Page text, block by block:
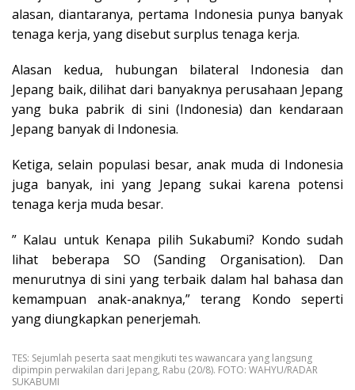
alasan, diantaranya, pertama Indonesia punya banyak
tenaga kerja, yang disebut surplus tenaga kerja.
Alasan kedua, hubungan bilateral Indonesia dan
Jepang baik, dilihat dari banyaknya perusahaan Jepang
yang buka pabrik di sini (Indonesia) dan kendaraan
Jepang banyak di Indonesia.
Ketiga, selain populasi besar, anak muda di Indonesia
juga banyak, ini yang Jepang sukai karena potensi
tenaga kerja muda besar.
” Kalau untuk Kenapa pilih Sukabumi? Kondo sudah
lihat beberapa SO (Sanding Organisation). Dan
menurutnya di sini yang terbaik dalam hal bahasa dan
kemampuan anak-anaknya,” terang Kondo seperti
yang diungkapkan penerjemah.
TES: Sejumlah peserta saat mengikuti tes wawancara yang langsung
dipimpin perwakilan dari Jepang, Rabu (20/8). FOTO: WAHYU/RADAR
SUKABUMI